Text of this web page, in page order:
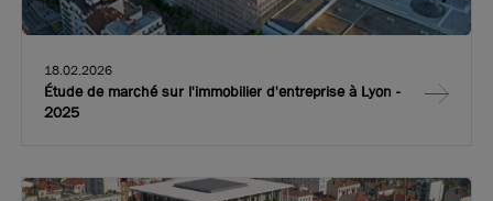
18.02.2026
Étude de marché sur l'immobilier d'entreprise à Lyon -
2025